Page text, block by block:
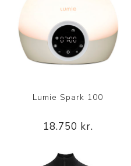
Lumie Spark 100
18.750 kr.